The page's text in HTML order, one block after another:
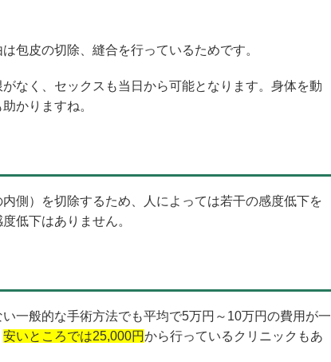
包皮の切除、縫合を行っているためです。
なく、セックスも当日から可能となります。身体を動
かりますね。
側）を切除するため、人によっては若干の感度低下を
低下はありません。
一般的な手術方法でも平均で5万円～10万円の費用が一
安いところでは25,000円から行っているクリニックもあ